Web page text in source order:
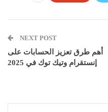
NEXT POST
أهم طرق تعزيز الحسابات على
إنستقرام وتيك توك في 2025